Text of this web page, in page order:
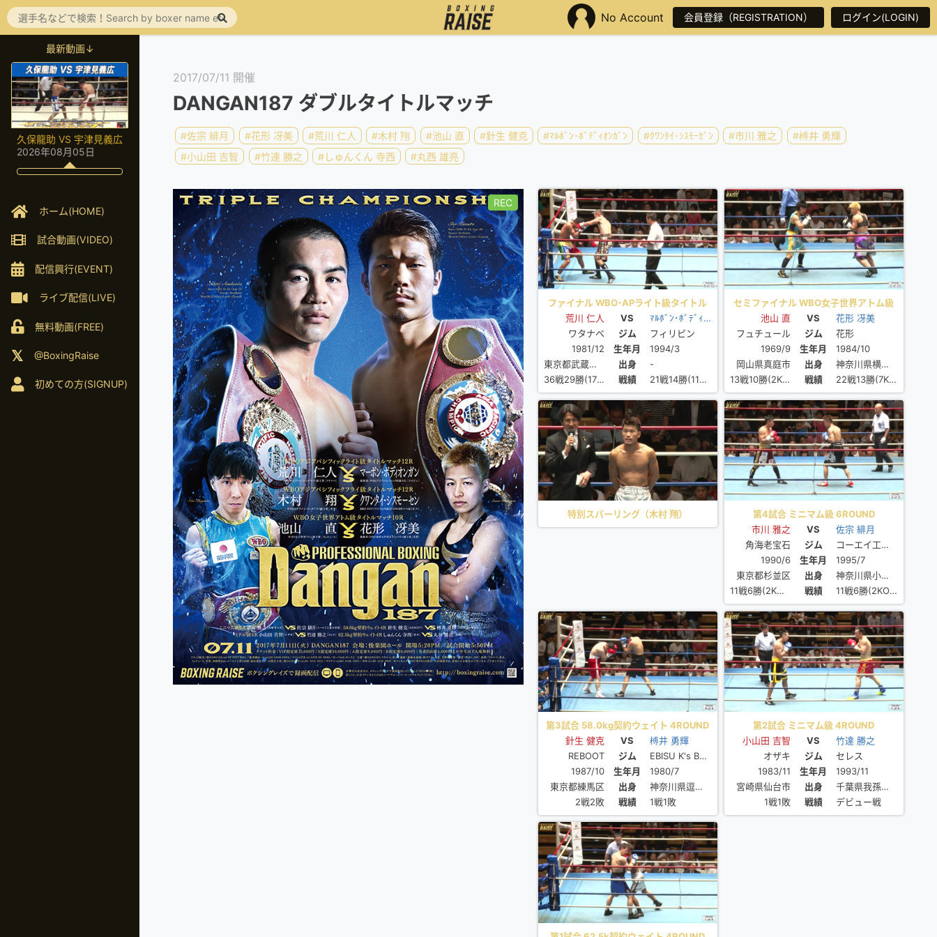
No Account 会員登録（REGISTRATION） ログイン(LOGIN)
最新動画↓
久保龍助 VS 宇津見義広
2026年08月05日
ホーム(HOME)
試合動画(VIDEO)
配信興行(EVENT)
ライブ配信(LIVE)
無料動画(FREE)
@BoxingRaise
初めての方(SIGNUP)
2017/07/11 開催
DANGAN187 ダブルタイトルマッチ
#佐宗 緋月 #花形 冴美 #荒川 仁人 #木村 翔 #池山 直 #針生 健克 #ﾏﾙﾎﾞﾝ･ﾎﾞﾃﾞｨｵﾝｶﾞﾝ #ｸﾜﾝﾀｲ･ｼｽﾓｰｾﾞﾝ #市川 雅之
#榑井 勇輝
#小山田 吉智
#竹達 勝之 #しゅんくん 寺西 #丸西 雄亮
REC
ファイナル WBO-APライト級タイトル
マッチ 12ROUND
荒川 仁人 VS
ﾏﾙﾎﾞﾝ･ﾎﾞﾃﾞｨｵﾝｶﾞﾝ
ワタナベ
ジム
フィリピン
1981/12
生年月
1994/3
東京都武蔵野市
出身
-
36戦29勝(17KO)6敗1分
戦績 21戦14勝(11KO)5敗2分
セミファイナル WBO女子世界アトム級
タイトルマッチ 10ROUND
池山 直 VS
花形 冴美
フュチュール
ジム
花形
1969/9
生年月
1984/10
岡山県真庭市
出身
神奈川県横浜市旭区
13戦10勝(2KO)2敗1分
戦績 22戦13勝(7KO)6敗3分
特別スパーリング（木村 翔）
第4試合 ミニマム級 6ROUND
市川 雅之
VS
佐宗 緋月
角海老宝石
ジム
コーエイ工業小田原
1990/6
生年月
1995/7
東京都杉並区
出身
神奈川県小田原市
11戦6勝(2KO)4敗1分
戦績 11戦6勝(2KO)4敗1分
第3試合 58.0kg契約ウェイト 4ROUND
針生 健克
VS
榑井 勇輝
REBOOT
ジム
EBISU K's BOX
1987/10
生年月
1980/7
東京都練馬区
出身
神奈川県逗子市
2戦2敗
戦績 1戦1敗
第2試合 ミニマム級 4ROUND
小山田 吉智
VS
竹達 勝之
オザキ
ジム
セレス
1983/11
生年月
1993/11
宮崎県仙台市
出身
千葉県我孫子市
1戦1敗
戦績 デビュー戦